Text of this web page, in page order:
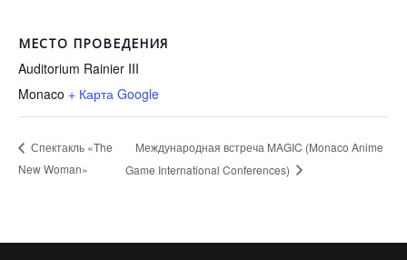
МЕСТО ПРОВЕДЕНИЯ
Auditorium Rainier III
Monaco + Карта Google
Спектакль «The
New Woman»
Международная встреча MAGIC (Monaco Anime
Game International Conferences)